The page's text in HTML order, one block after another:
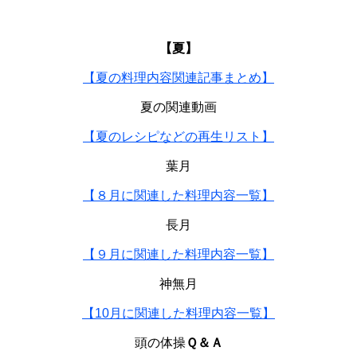
【夏】
【夏の料理内容関連記事まとめ】
夏の関連動画
【夏のレシピなどの再生リスト】
葉月
【８月に関連した料理内容一覧】
長月
【９月に関連した料理内容一覧】
神無月
【10月に関連した料理内容一覧】
頭の体操Ｑ＆Ａ